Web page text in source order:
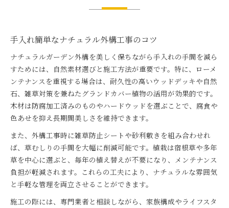
手入れ簡単なナチュラル外構工事のコツ
ナチュラルガーデン外構を美しく保ちながら手入れの手間を減ら
すためには、自然素材選びと施工方法が重要です。特に、ローメ
ンテナンスを重視する場合は、耐久性の高いウッドデッキや自然
石、雑草対策を兼ねたグランドカバー植物の活用が効果的です。
木材は防腐加工済みのものやハードウッドを選ぶことで、腐食や
色あせを抑え長期間美しさを維持できます。
また、外構工事時に雑草防止シートや砂利敷きを組み合わせれ
ば、草むしりの手間を大幅に削減可能です。植栽は宿根草や多年
草を中心に選ぶと、毎年の植え替えが不要になり、メンテナンス
負担が軽減されます。これらの工夫により、ナチュラルな雰囲気
と手軽な管理を両立させることができます。
施工の際には、専門業者と相談しながら、家族構成やライフスタ